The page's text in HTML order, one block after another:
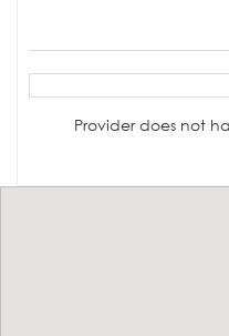
Provider does not